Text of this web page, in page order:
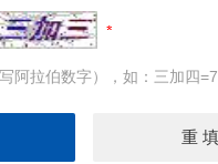
阿拉伯数字），如：三加四=7